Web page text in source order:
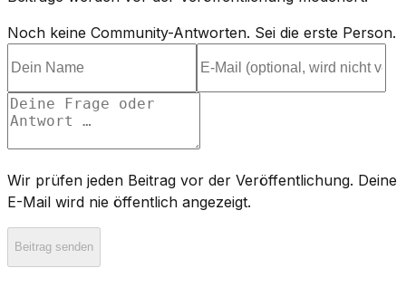
Noch keine Community-Antworten. Sei die erste Person.
Wir prüfen jeden Beitrag vor der Veröffentlichung. Deine
E-Mail wird nie öffentlich angezeigt.
Beitrag senden